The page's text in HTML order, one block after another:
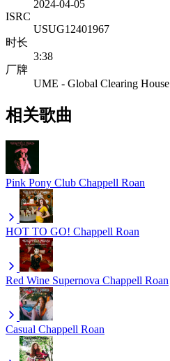
2024-04-05
ISRC
USUG12401967
时长
3:38
厂牌
UME - Global Clearing House
相关歌曲
Pink Pony Club Chappell Roan
HOT TO GO! Chappell Roan
Red Wine Supernova Chappell Roan
Casual Chappell Roan